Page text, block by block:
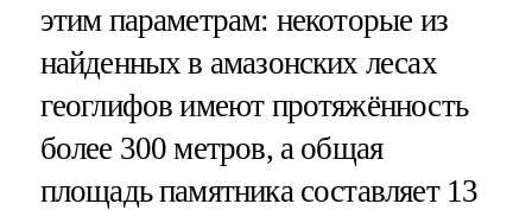
этим параметрам: некоторые из
найденных в амазонских лесах
геоглифов имеют протяжённость
более 300 метров, а общая
площадь памятника составляет 13